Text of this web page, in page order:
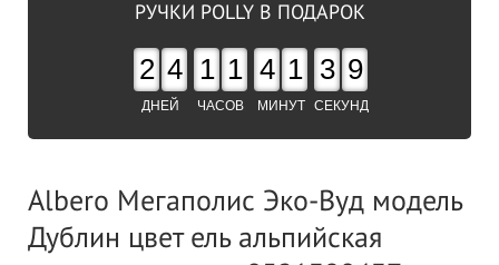
РУЧКИ POLLY В ПОДАРОК
2 4
ДНЕЙ
1 1
ЧАСОВ
4 1
МИНУТ
3 9
СЕКУНД
Albero Мегаполис Эко-Вуд модель
Дублин цвет ель альпийская